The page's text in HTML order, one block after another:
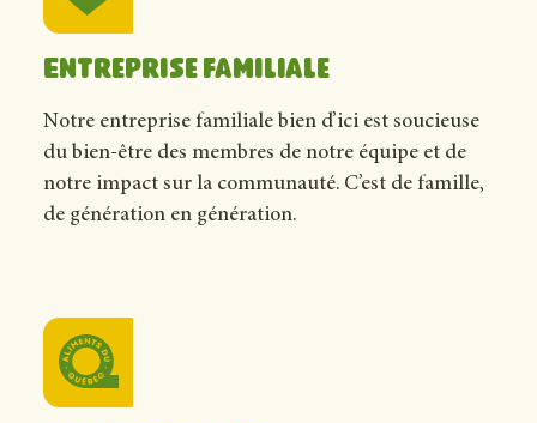
Entreprise familiale
Notre entreprise familiale bien d’ici est soucieuse
du bien-être des membres de notre équipe et de
notre impact sur la communauté. C’est de famille,
de génération en génération.